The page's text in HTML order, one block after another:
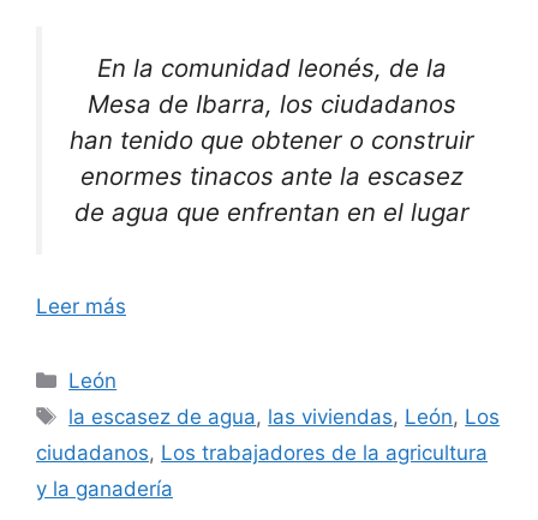
En la comunidad leonés, de la
Mesa de Ibarra, los ciudadanos
han tenido que obtener o construir
enormes tinacos ante la escasez
de agua que enfrentan en el lugar
Leer más
Categorías
León
Etiquetas
la escasez de agua, las viviendas, León, Los
ciudadanos, Los trabajadores de la agricultura
y la ganadería